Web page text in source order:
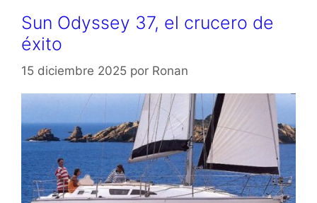
Sun Odyssey 37, el crucero de
éxito
15 diciembre 2025 por Ronan